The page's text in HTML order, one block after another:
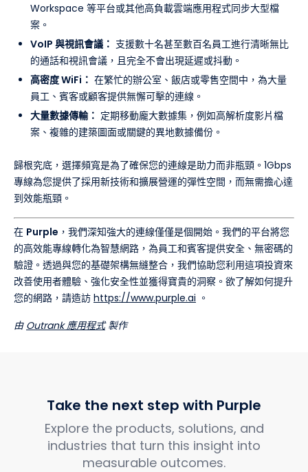
Workspace 等平台或其他高負載雲端應用程式同步大型檔
案。
VoIP 與視訊會議： 支援數十名甚至數百名員工進行清晰無比
的通話和視訊會議，且完全不會出現延遲或抖動。
高密度 WiFi： 在繁忙的辦公室、飯店或零售空間中，為大量
員工、賓客或顧客提供無懈可擊的連線。
大量數據傳輸： 定期移動龐大數據集，例如高解析度影片檔
案、複雜的建築圖面或關鍵的異地數據備份。
歸根究底，選擇頻寬是為了確保您的連線是助力而非瓶頸。1Gbps
專線為您提供了採用新技術和擴展營運的彈性空間，而無需擔心達
到效能瓶頸。
在 Purple ，我們深知強大的連線僅僅是個開始。我們的平台將您
的高效能專線轉化為智慧網路，為員工和賓客提供安全、無密碼的
驗證。透過與您的基礎架構無縫整合，我們協助您利用這項投資來
改善使用者體驗、強化安全性並獲得寶貴的洞察。欲了解如何提升
您的網路，請造訪 https://www.purple.ai 。
由 Outrank 應用程式製作
Take the next step with Purple
Explore the products, solutions, and
industries that turn this insight into
measurable outcomes.